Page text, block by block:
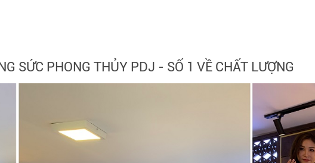
SỨC PHONG THỦY PDJ - SỐ 1 VỀ CHẤT LƯỢNG